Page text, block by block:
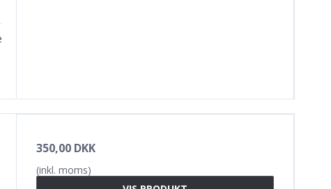
350,00 DKK
(inkl. moms)